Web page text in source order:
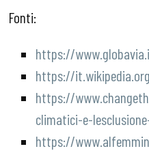
Fonti:
https://
https://
https://
climatici-e-
https://